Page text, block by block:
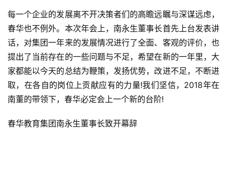
每一个企业的发展离不开决策者们的高瞻远瞩与深谋远虑，
春华也不例外。本次年会上，南永生董事长首先上台发表讲
话，对集团一年来的发展情况进行了全面、客观的评价，也
提出了当前存在的一些问题与不足，希望在新的一年里，大
家都能以今天的总结为鞭策，发扬优势，改进不足，不断进
取，在各自的岗位上贡献应有的力量!我们坚信，2018年在
南董的带领下，春华必定会上一个新的台阶!
春华教育集团南永生董事长致开幕辞